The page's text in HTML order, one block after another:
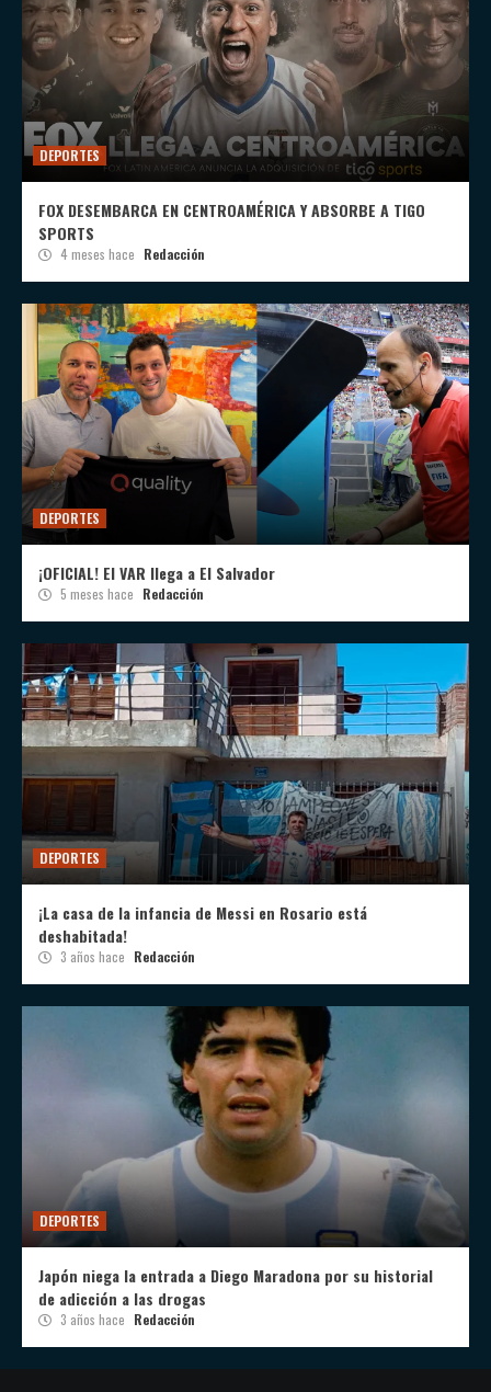
DEPORTES
FOX DESEMBARCA EN CENTROAMÉRICA Y ABSORBE A TIGO
SPORTS
4 meses hace Redacción
DEPORTES
¡OFICIAL! El VAR llega a El Salvador
5 meses hace Redacción
DEPORTES
¡La casa de la infancia de Messi en Rosario está
deshabitada!
3 años hace Redacción
DEPORTES
Japón niega la entrada a Diego Maradona por su historial
de adicción a las drogas
3 años hace Redacción